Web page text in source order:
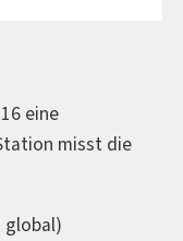
eine
misst die